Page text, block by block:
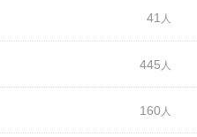
41
445
160